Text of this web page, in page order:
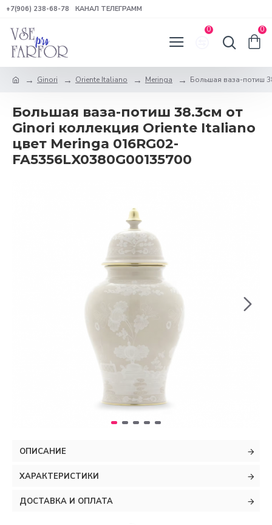
+7(906) 238-68-78 КАНАЛ ТЕЛЕГРАММ
0 0
Ginori Oriente Italiano Meringa Большая ваза-потиш
Большая ваза-потиш 38.3см от
Ginori коллекция Oriente Italiano
цвет Meringa 016RG02-
FA5356LX0380G00135700
ОПИСАНИЕ
ХАРАКТЕРИСТИКИ
ДОСТАВКА И ОПЛАТА